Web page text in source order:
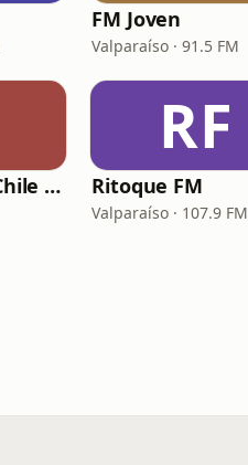
FM Joven
Valparaíso · 91.5 FM
Radios Group Chile - Estación 2000
RF
Ritoque FM
Valparaíso · 107.9 FM